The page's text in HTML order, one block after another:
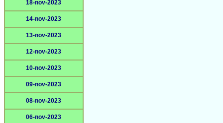
18-nov-2023
14-nov-2023
13-nov-2023
12-nov-2023
10-nov-2023
09-nov-2023
08-nov-2023
06-nov-2023